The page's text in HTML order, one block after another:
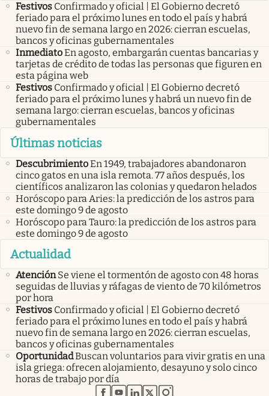
Festivos Confirmado y oficial | El Gobierno decretó
feriado para el próximo lunes en todo el país y habrá
nuevo fin de semana largo en 2026: cierran escuelas,
bancos y oficinas gubernamentales
InmediatoEn agosto, embargarán cuentas bancarias y
tarjetas de crédito de todas las personas que figuren en
esta página web
Festivos Confirmado y oficial | El Gobierno decretó
feriado para el próximo lunes y habrá un nuevo fin de
semana largo: cierran escuelas, bancos y oficinas
gubernamentales
Últimas noticias
DescubrimientoEn 1949, trabajadores abandonaron
cinco gatos en una isla remota. 77 años después, los
científicos analizaron las colonias y quedaron helados
Horóscopo para Aries: la predicción de los astros para
este domingo 9 de agosto
Horóscopo para Tauro: la predicción de los astros para
este domingo 9 de agosto
Actualidad
Atención Se viene el tormentón de agosto con 48 horas
seguidas de lluvias y ráfagas de viento de 70 kilómetros
por hora
Festivos Confirmado y oficial | El Gobierno decretó
feriado para el próximo lunes en todo el país y habrá
nuevo fin de semana largo en 2026: cierran escuelas,
bancos y oficinas gubernamentales
OportunidadBuscan voluntarios para vivir gratis en una
isla griega: ofrecen alojamiento, desayuno y solo cinco
horas de trabajo por día
abre en nueva pestaña
abre en nueva pestaña
abre en nueva pestaña
abre en nueva pestaña
abre en nueva pestaña